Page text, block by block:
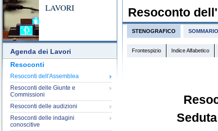
LAVORI
Agenda dei Lavori
Resoconti
Resoconti dell'Assemblea
Resoconti delle Giunte e
Commissioni
Resoconti delle audizioni
Resoconti delle indagini
conoscitive
Resoconto
STENOGRAFICO SOMMARIO
Frontespizio Indice Alfabetico